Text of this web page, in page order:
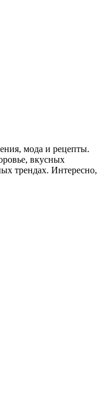
мода и рецепты.
вкусных
трендах. Интересно,